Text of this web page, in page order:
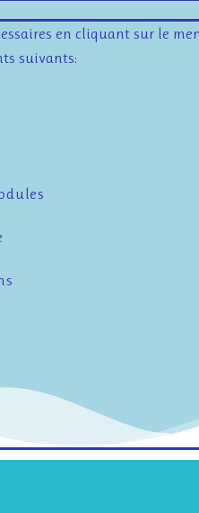
en cliquant sur le
suivants: